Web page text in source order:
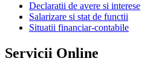
Declaratii de avere si interese
Salarizare si stat de functii
Situatii financiar-contabile
Servicii Online